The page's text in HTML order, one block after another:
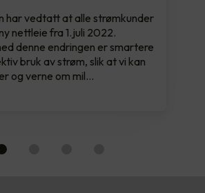
har vedtatt at alle strømkunder
nettleie fra 1.juli 2022.
denne endringen er smartere
bruk av strøm, slik at vi kan
og verne om mil…